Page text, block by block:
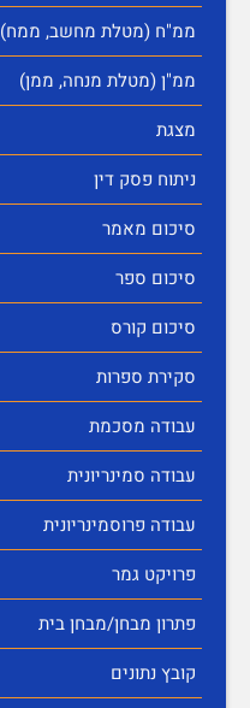
ממ"ח (מטלת מחשב, ממח)
ממ"ן (מטלת מנחה, ממן)
מצגת
ניתוח פסק דין
סיכום מאמר
סיכום ספר
סיכום קורס
סקירת ספרות
עבודה מסכמת
עבודה סמינריונית
עבודה פרוסמינריונית
פרויקט גמר
פתרון מבחן/מבחן בית
קובץ נתונים